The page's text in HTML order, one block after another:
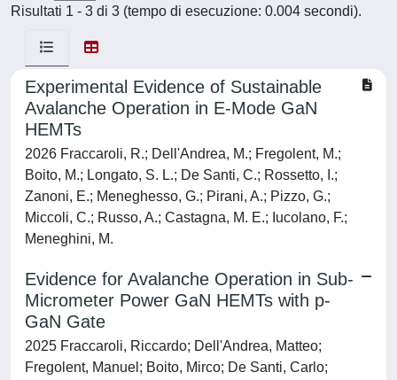
Risultati 1 - 3 di 3 (tempo di esecuzione: 0.004 secondi).
Experimental Evidence of Sustainable
Avalanche Operation in E-Mode GaN
HEMTs
2026 Fraccaroli, R.; Dell'Andrea, M.; Fregolent, M.;
Boito, M.; Longato, S. L.; De Santi, C.; Rossetto, I.;
Zanoni, E.; Meneghesso, G.; Pirani, A.; Pizzo, G.;
Miccoli, C.; Russo, A.; Castagna, M. E.; Iucolano, F.;
Meneghini, M.
Evidence for Avalanche Operation in Sub-
Micrometer Power GaN HEMTs with p-
GaN Gate
2025 Fraccaroli, Riccardo; Dell'Andrea, Matteo;
Fregolent, Manuel; Boito, Mirco; De Santi, Carlo;